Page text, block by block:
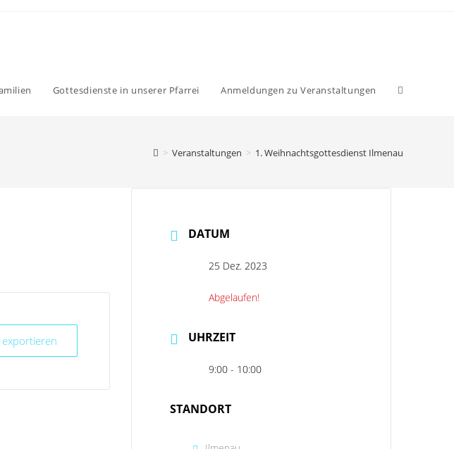
Gottesdienste in unserer Pfarrei Anmeldungen zu Veranstaltungen
> Veranstaltungen > 1. Weihnachtsgottesdienst Ilmenau
exportieren
DATUM
25 Dez. 2023
Abgelaufen!
UHRZEIT
9:00 - 10:00
STANDORT